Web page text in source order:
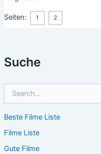
Suche
h
n
n
Beste Filme Liste
Filme Liste
Gute Filme
Seiten: 1 2